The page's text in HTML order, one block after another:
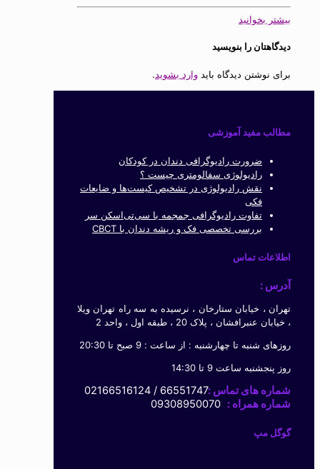
بیشتر بخوانید
دیدگاهتان را بنویسید
برای نوشتن دیدگاه باید وارد بشوید.
مطالب مفید آموزشی
ضرورت رادیوگرافی دندان در کودکان
رادیولوژی سفالومتری چیست ؟
نقش رادیولوژی در تشخیص کیست‌ها و ضایعات
فکی
تفاوت رادیوگرافی جمجمه با سی‌تی‌اسکن سر
بررسی تخصصی فک و ریشه دندان با CBCT
اطلاعات تماس
آدرس :
تهران ، خیابان ستارخان ، نرسیده به سه راه تهران ویلا
، خیابان عنبرافشان ، پلاک 20 ، طبقه اول ، واحد 2
روزهای شنبه تا چهارشنبه : از ساعت : 9 صبح تا 20:30
روز پنجشنبه ساعت 9 تا 14:30
شماره های تماس :66551747 / 02166516124
شماره همراه : 09308950070
گوگل مپ